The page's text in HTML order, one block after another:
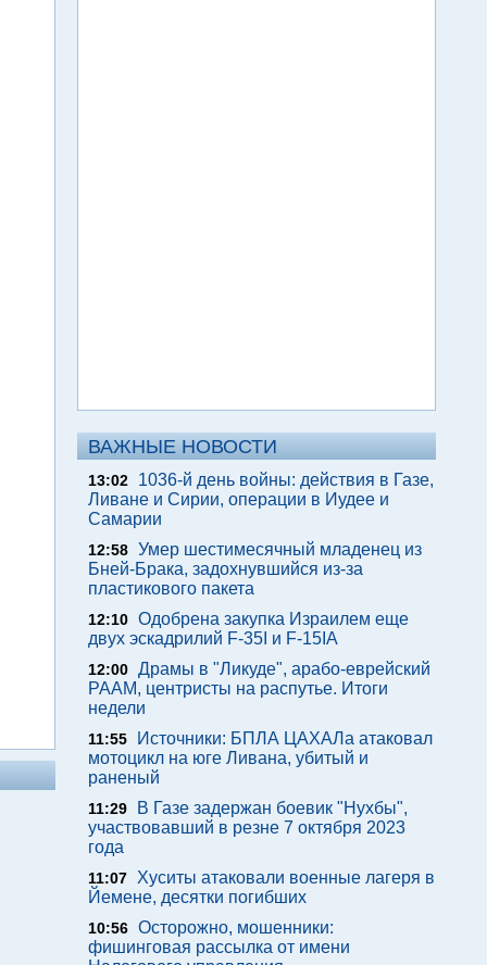
ВАЖНЫЕ НОВОСТИ
13:02
1036-й день войны: действия в Газе,
Ливане и Сирии, операции в Иудее и
Самарии
12:58 Умер шестимесячный младенец из
Бней-Брака, задохнувшийся из-за
пластикового пакета
12:10 Одобрена закупка Израилем еще
двух эскадрилий F-35I и F-15IA
12:00 Драмы в "Ликуде", арабо-еврейский
РААМ, центристы на распутье. Итоги
недели
11:55
Источники: БПЛА ЦАХАЛа атаковал
мотоцикл на юге Ливана, убитый и
раненый
11:29
В Газе задержан боевик "Нухбы",
участвовавший в резне 7 октября 2023
года
11:07
Хуситы атаковали военные лагеря в
Йемене, десятки погибших
10:56 Осторожно, мошенники:
фишинговая рассылка от имени